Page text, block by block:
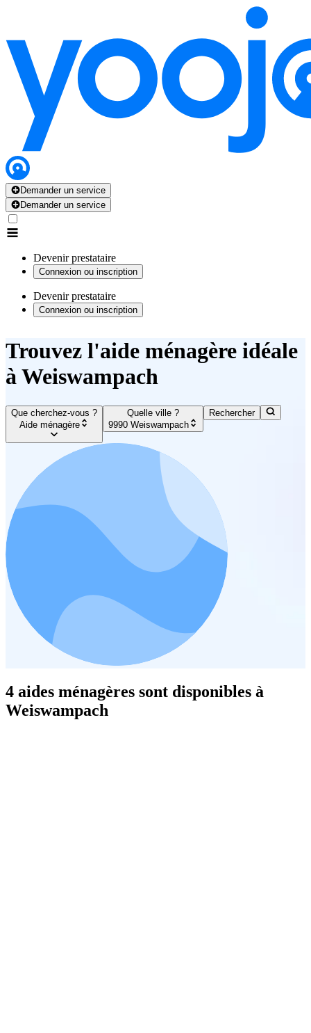
Demander un service
Demander un service
Devenir prestataire
Connexion ou inscription
Devenir prestataire
Connexion ou inscription
Trouvez l'aide ménagère idéale
à Weiswampach
Que cherchez-vous ?
Aide ménagère
Quelle ville ?
9990 Weiswampach
Rechercher
4 aides ménagères sont disponibles à
Weiswampach